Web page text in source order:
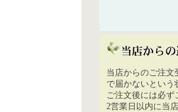
当店からのご注文
で届かないという
ご注文後には必ず
2営業日以内に当